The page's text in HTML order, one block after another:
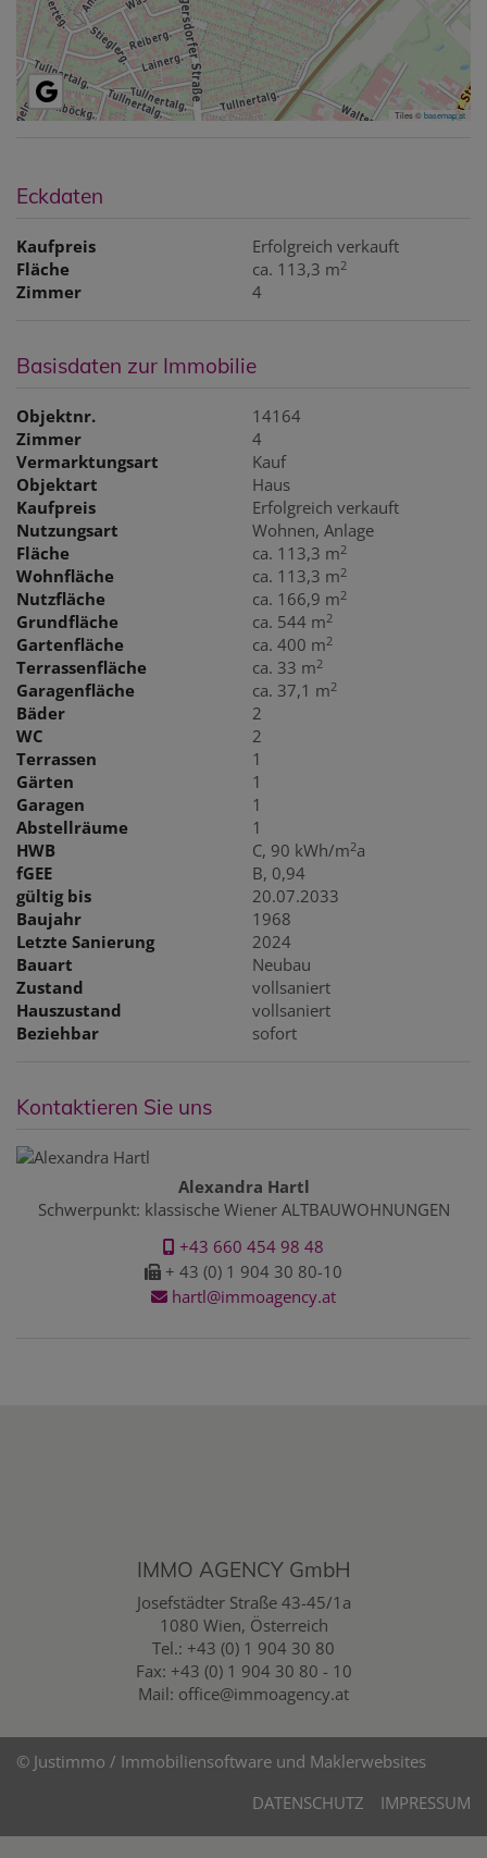
Tiles ©basemap.at
Eckdaten
Kaufpreis
Erfolgreich verkauft
Fläche
ca. 113,3 m2
Zimmer 4
Basisdaten zur Immobilie
Objektnr.
14164
Zimmer
4
Vermarktungsart
Kauf
Objektart
Haus
Kaufpreis
Erfolgreich verkauft
Nutzungsart
Wohnen Anlage
Fläche
ca. 113,3 m2
Wohnfläche ca. 113,3 m2
Nutzfläche ca. 166,9 m2
Grundfläche ca. 544 m2
Gartenfläche ca. 400 m2
Terrassenfläche ca. 33 m2
Garagenfläche ca. 37,1 m2
Bäder
2
WC
2
Terrassen
1
Gärten
1
Garagen
1
Abstellräume
1
HWB
C, 90 kWh/m2a
fGEE
B, 0,94
gültig bis
20.07.2033
Baujahr
1968
Letzte Sanierung
2024
Bauart
Neubau
Zustand
vollsaniert
Hauszustand
vollsaniert
Beziehbar
sofort
Kontaktieren Sie uns
Alexandra Hartl
Schwerpunkt: klassische Wiener ALTBAUWOHNUNGEN
+43 660 454 98 48
+ 43 (0) 1 904 30 80-10
hartl@immoagency.at
IMMO AGENCY GmbH
Josefstädter Straße 43-45/1a
1080 Wien, Österreich
Tel.: +43 (0) 1 904 30 80
Fax: +43 (0) 1 904 30 80 - 10
Mail: office@immoagency.at
© Justimmo / Immobiliensoftware und Maklerwebsites
DATENSCHUTZ
IMPRESSUM